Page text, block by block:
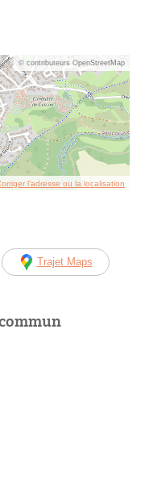
© contributeurs OpenStreetMap
l’adresse ou la localisation
Trajet Maps